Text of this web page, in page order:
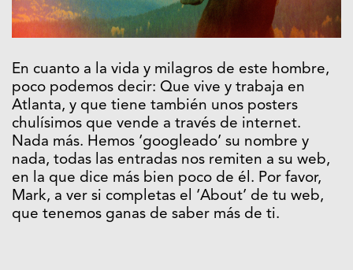
En cuanto a la vida y milagros de este hombre,
poco podemos decir: Que vive y trabaja en
Atlanta, y que tiene también unos posters
chulísimos que vende a través de internet.
Nada más. Hemos ‘googleado’ su nombre y
nada, todas las entradas nos remiten a su web,
en la que dice más bien poco de él. Por favor,
Mark, a ver si completas el ‘About’ de tu web,
que tenemos ganas de saber más de ti.